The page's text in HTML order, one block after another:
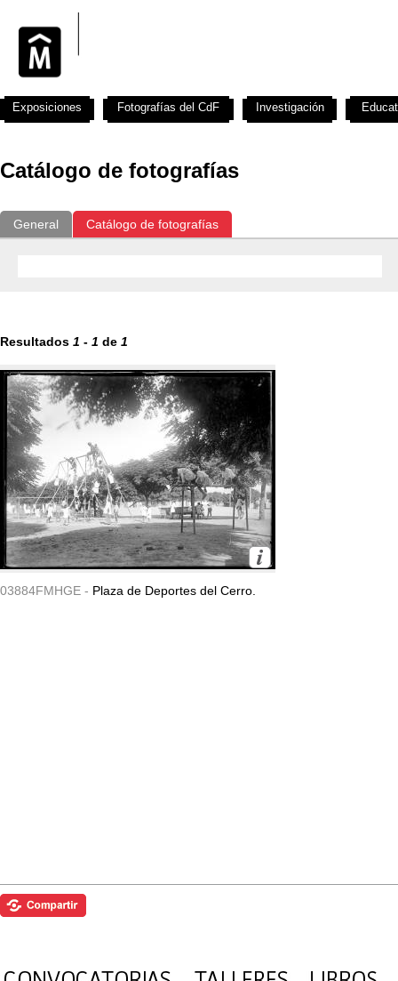
Catálogo de fotografías
General Catálogo de fotografías
Resultados 1 - 1 de 1
03884FMHGE - Plaza de Deportes del Cerro.
Exposiciones Fotografías del CdF Investigación